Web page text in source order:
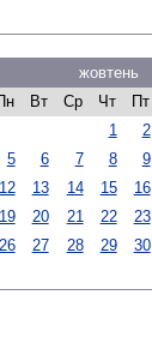
жовтень
Вт Ср Чт Пт
1
2
5
6 7 8 9
12
13 14 15 16
19
20 21 22 23
26
27 28 29 30